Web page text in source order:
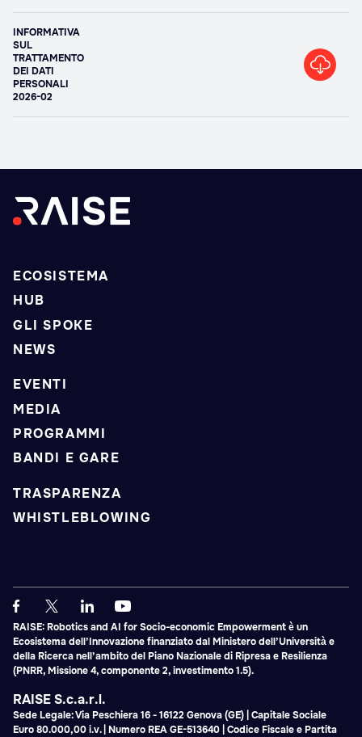
INFORMATIVA
SUL
TRATTAMENTO
DEI DATI
PERSONALI
2026-02
ECOSISTEMA
HUB
GLI SPOKE
NEWS
EVENTI
MEDIA
PROGRAMMI
BANDI E GARE
TRASPARENZA
WHISTLEBLOWING
RAISE: Robotics and AI for Socio-economic Empowerment è un
Ecosistema dell’Innovazione finanziato dal Ministero dell’Università e
della Ricerca nell’ambito del Piano Nazionale di Ripresa e Resilienza
(PNRR, Missione 4, componente 2, investimento 1.5).
RAISE S.c.a.r.l.
Sede Legale: Via Peschiera 16 - 16122 Genova (GE) | Capitale Sociale
Euro 80.000,00 i.v. | Numero REA GE-513640 | Codice Fiscale e Partita